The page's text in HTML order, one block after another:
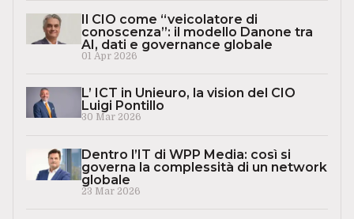
Il CIO come “veicolatore di
conoscenza”: il modello Danone tra
AI, dati e governance globale
01 Apr 2026
L’ ICT in Unieuro, la vision del CIO
Luigi Pontillo
30 Mar 2026
Dentro l’IT di WPP Media: così si
governa la complessità di un network
globale
23 Mar 2026